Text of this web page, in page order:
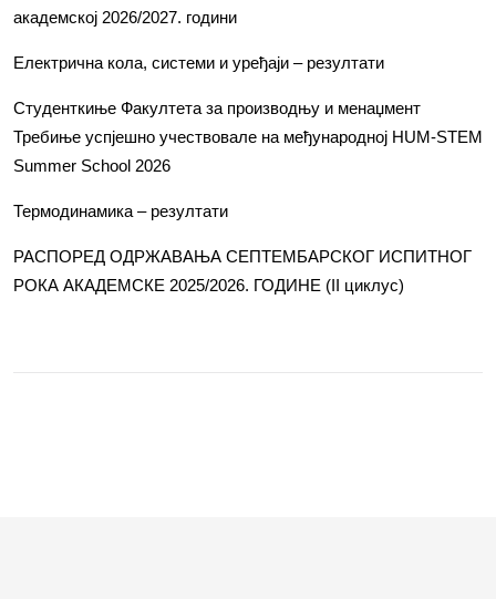
академској 2026/2027. години
Електрична кола, системи и уређаји – резултати
Студенткиње Факултета за производњу и менаџмент
Требиње успјешно учествовале на међународној HUM-STEM
Summer School 2026
Термодинамика – резултати
РАСПОРЕД ОДРЖАВАЊА СЕПТЕМБАРСКОГ ИСПИТНОГ
РОКА АКАДЕМСКЕ 2025/2026. ГОДИНЕ (II циклус)